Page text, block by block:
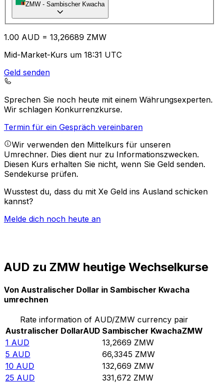
ZMW - Sambischer Kwacha
1.00 AUD = 13,26689 ZMW
Mid-Market-Kurs um 18:31 UTC
Geld senden
Sprechen Sie noch heute mit einem Währungsexperten.
Wir schlagen Konkurrenzkurse.
Termin für ein Gespräch vereinbaren
Wir verwenden den Mittelkurs für unseren
Umrechner. Dies dient nur zu Informationszwecken.
Diesen Kurs erhalten Sie nicht, wenn Sie Geld senden.
Sendekurse prüfen.
Wusstest du, dass du mit Xe Geld ins Ausland schicken
kannst?
Melde dich noch heute an
AUD zu ZMW heutige Wechselkurse
Von Australischer Dollar in Sambischer Kwacha
umrechnen
Rate information of AUD/ZMW currency pair
Australischer DollarAUD Sambischer KwachaZMW
1 AUD 13,2669 ZMW
5 AUD 66,3345 ZMW
10 AUD 132,669 ZMW
25 AUD 331,672 ZMW